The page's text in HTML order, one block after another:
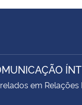
em